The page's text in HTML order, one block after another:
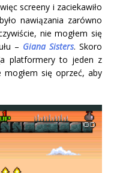
screeny i zaciekawiło
nawiązania zarówno
nie mogłem się
– Giana Sisters. Skoro
platformery to jeden z
się oprzeć, aby